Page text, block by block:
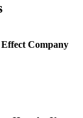
Company